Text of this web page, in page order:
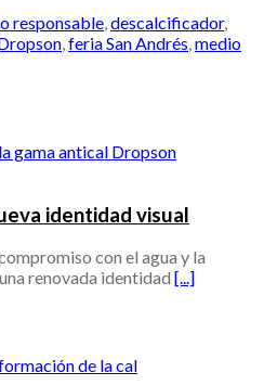
responsable,descalcificador,
,feria San Andrés,medio
identidad visual
con el agua y la
renovada identidad [...]